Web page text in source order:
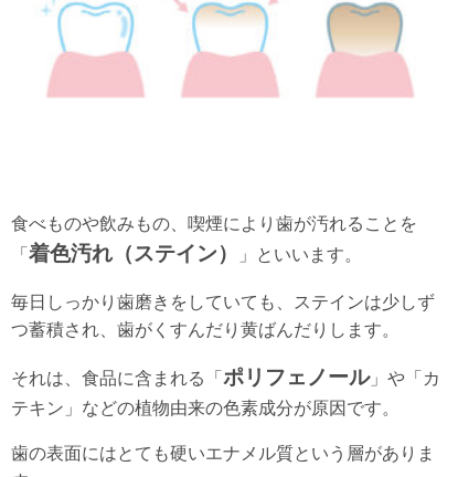
食べものや飲みもの、喫煙により歯が汚れることを
「 着色汚れ（ステイン） 」といいます。
毎日しっかり歯磨きをしていても、ステインは少しず
つ蓄積され、歯がくすんだり黄ばんだりします。
それは、食品に含まれる「 ポリフェノール」や「カ
テキン」などの植物由来の色素成分が原因です。
歯の表面にはとても硬いエナメル質という層がありま